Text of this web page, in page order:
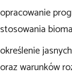
opracowanie
stosowania
określenie
oraz warunków